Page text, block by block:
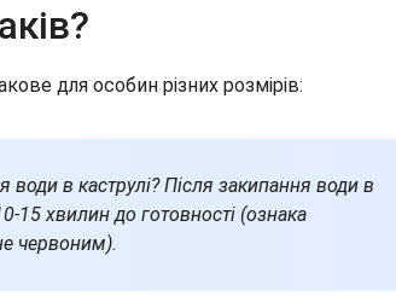
для особин різних розмірів:
води в каструлі? Після закипання води в
15 хвилин до готовності (ознака
червоним).